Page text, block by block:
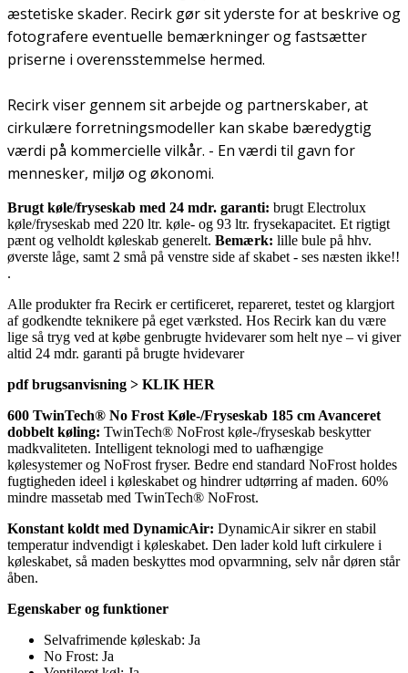
æstetiske skader. Recirk gør sit yderste for at beskrive og
fotografere eventuelle bemærkninger og fastsætter
priserne i overensstemmelse hermed.
Recirk viser gennem sit arbejde og partnerskaber, at
cirkulære forretningsmodeller kan skabe bæredygtig
værdi på kommercielle vilkår. - En værdi til gavn for
mennesker, miljø og økonomi.
Brugt køle/fryseskab med 24 mdr. garanti: brugt Electrolux
køle/fryseskab med 220 ltr. køle- og 93 ltr. frysekapacitet. Et rigtigt
pænt og velholdt køleskab generelt. Bemærk: lille bule på hhv.
øverste låge, samt 2 små på venstre side af skabet - ses næsten ikke!!
.
Alle produkter fra Recirk er certificeret, repareret, testet og klargjort
af godkendte teknikere på eget værksted. Hos Recirk kan du være
lige så tryg ved at købe genbrugte hvidevarer som helt nye – vi giver
altid 24 mdr. garanti på brugte hvidevarer
pdf brugsanvisning > KLIK HER
600 TwinTech® No Frost Køle-/Fryseskab 185 cm Avanceret
dobbelt køling: TwinTech® NoFrost køle-/fryseskab beskytter
madkvaliteten. Intelligent teknologi med to uafhængige
kølesystemer og NoFrost fryser. Bedre end standard NoFrost holdes
fugtigheden ideel i køleskabet og hindrer udtørring af maden. 60%
mindre massetab med TwinTech® NoFrost.
Konstant koldt med DynamicAir: DynamicAir sikrer en stabil
temperatur indvendigt i køleskabet. Den lader kold luft cirkulere i
køleskabet, så maden beskyttes mod opvarmning, selv når døren står
åben.
Egenskaber og funktioner
Selvafrimende køleskab: Ja
No Frost: Ja